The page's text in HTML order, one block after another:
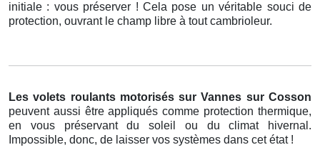
initiale : vous préserver ! Cela pose un véritable souci de
protection, ouvrant le champ libre à tout cambrioleur.
Les volets roulants motorisés sur Vannes sur Cosson
peuvent aussi être appliqués comme protection thermique,
en vous préservant du soleil ou du climat hivernal.
Impossible, donc, de laisser vos systèmes dans cet état !